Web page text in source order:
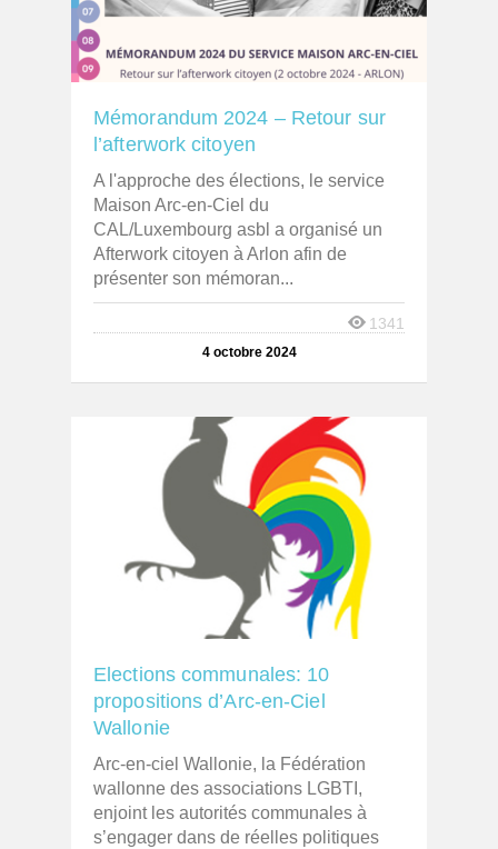
Mémorandum 2024 – Retour sur
l’afterwork citoyen
A l'approche des élections, le service
Maison Arc-en-Ciel du
CAL/Luxembourg asbl a organisé un
Afterwork citoyen à Arlon afin de
présenter son mémoran...
1341
4 octobre 2024
Elections communales: 10
propositions d’Arc-en-Ciel
Wallonie
Arc-en-ciel Wallonie, la Fédération
wallonne des associations LGBTI,
enjoint les autorités communales à
s’engager dans de réelles politiques